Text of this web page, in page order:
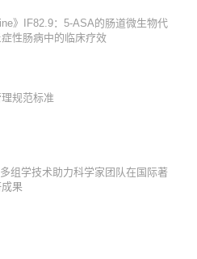
》IF82.9：5-ASA的肠道微生物代
性肠病中的临床疗效
规范标准
组学技术助力科学家团队在国际著
果